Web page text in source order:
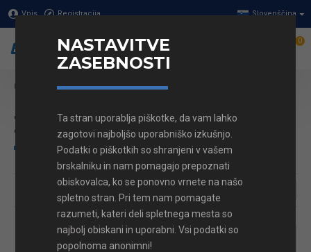
Vpis Registracija Slovenščina
0
Stikala in vtičnice Podometna montaža
Zatemnilnik
NASTAVITVE
ZASEBNOSTI
Ta stran uporablja piškotke, da vam lahko
zagotovi najboljšo uporabniško izkušnjo.
Podatki o piškotkih so shranjeni v vašem
brskalniku in nam pomagajo prepoznati
obiskovalca, ko se ponovno vrnete na našo
spletno stran. Pri tem nam pomagate
razumeti, kateri deli spletnega mesta so
najbolj obiskani in uporabni. Vsi podatki so
popolnoma anonimni!